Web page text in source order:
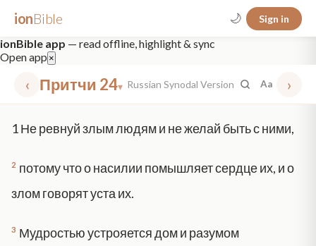
ionBible 🌙 Sign in
ionBible app — read offline, highlight & sync
Open app ×
‹ Притчи 24▾ Russian Synodal Version Aa ›
1Не ревнуй злым людям и не желай быть с ними,
2 потому что о насилии помышляет сердце их, и о
злом говорят уста их.
3 Мудростью устрояется дом и разумом